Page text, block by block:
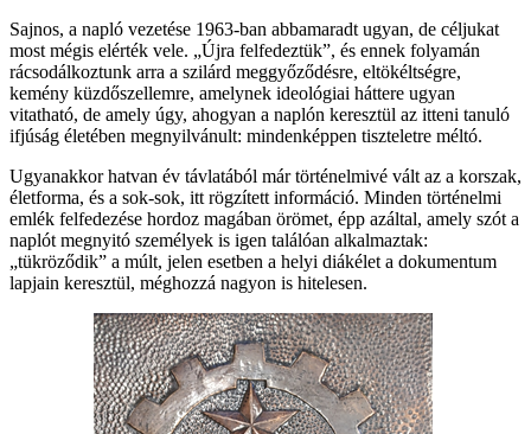
Sajnos, a napló vezetése 1963-ban abbamaradt ugyan, de céljukat
most mégis elérték vele. „Újra felfedeztük”, és ennek folyamán
rácsodálkoztunk arra a szilárd meggyőződésre, eltökéltségre,
kemény küzdőszellemre, amelynek ideológiai háttere ugyan
vitatható, de amely úgy, ahogyan a naplón keresztül az itteni tanuló
ifjúság életében megnyilvánult: mindenképpen tiszteletre méltó.
Ugyanakkor hatvan év távlatából már történelmivé vált az a korszak,
életforma, és a sok-sok, itt rögzített információ. Minden történelmi
emlék felfedezése hordoz magában örömet, épp azáltal, amely szót a
naplót megnyitó személyek is igen találóan alkalmaztak:
„tükröződik” a múlt, jelen esetben a helyi diákélet a dokumentum
lapjain keresztül, méghozzá nagyon is hitelesen.